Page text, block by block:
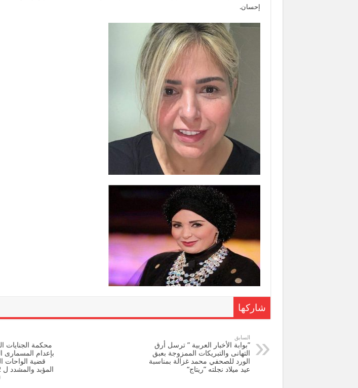
إحسان.
شاركها
السابق
”بوابة الأخبار العربية ” ترسل أرق
التهانى والتبريكات الممزوجة بعبق
الورد للصحفي محمد غزالة بمناسبة
عيد ميلاد نجلته ”ريتاج“
محكمة الجنايات
بإعدام المسمارى
قضية الواحات